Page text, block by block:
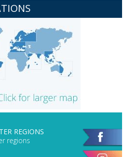
REGIONS
regions